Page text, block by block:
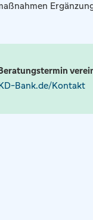
Bank.de/Kontakt